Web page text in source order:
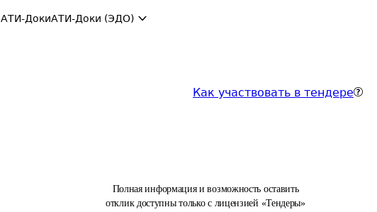
АТИ-ДокиАТИ-Доки (ЭДО)
Как участвовать в тендере
Полная информация и возможность оставить
отклик доступны только с лицензией «Тендеры»